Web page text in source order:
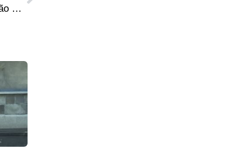
Lauren Cohan fala sobre a negociação de líderes entre Maggie e Gregory e os planos para o novo mundo